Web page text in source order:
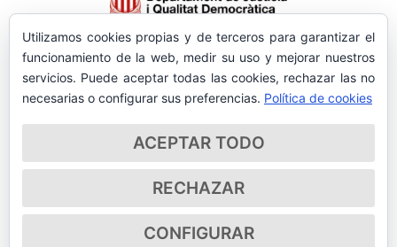
Utilizamos cookies propias y de terceros para garantizar el
funcionamiento de la web, medir su uso y mejorar nuestros
servicios. Puede aceptar todas las cookies, rechazar las no
necesarias o configurar sus preferencias. Política de cookies
ACEPTAR TODO
RECHAZAR
CONFIGURAR